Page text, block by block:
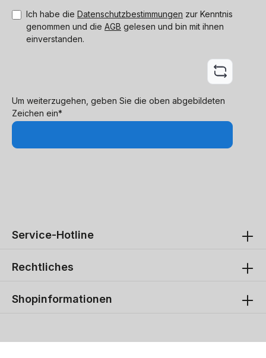
Ich habe die Datenschutzbestimmungen zur Kenntnis
genommen und die AGB gelesen und bin mit ihnen
einverstanden.
Um weiterzugehen, geben Sie die oben abgebildeten
Zeichen ein*
Service-Hotline
Rechtliches
Shopinformationen